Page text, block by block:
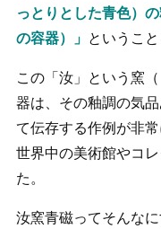
っとりとした青色）
の容器）」 というこ
この「汝」という窯
器は、その釉調の気
て伝存する作例が非
世界中の美術館やコ
た。
汝窯青磁ってそんな